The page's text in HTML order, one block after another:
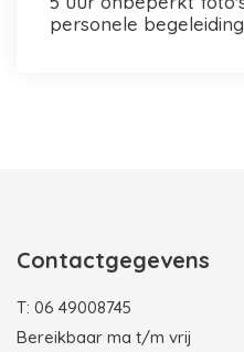
personele begeleiding
Contactgegevens
T: 06 49008745
Bereikbaar ma t/m vrij